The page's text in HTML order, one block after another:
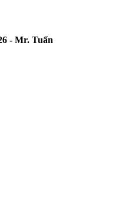
- Mr. Tuấn